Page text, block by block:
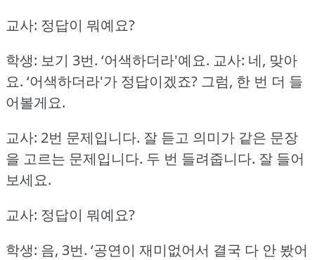
교사: 정답이 뭐예요?
학생: 보기 3번. ‘어색하더라'예요. 교사: 네, 맞아
요. ‘어색하더라'가 정답이겠죠? 그럼, 한 번 더 들
어볼게요.
교사: 2번 문제입니다. 잘 듣고 의미가 같은 문장
을 고르는 문제입니다. 두 번 들려줍니다. 잘 들어
보세요.
교사: 정답이 뭐예요?
학생: 음, 3번. ‘공연이 재미없어서 결국 다 안 봤어